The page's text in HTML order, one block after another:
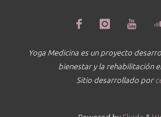
Yoga Medicina es un proyecto
bienestar y la rehabilitación
Sitio desarrollado por